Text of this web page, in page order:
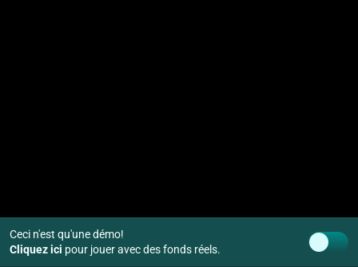
Ceci n'est qu'une démo!
Cliquez ici pour jouer avec des fonds réels.